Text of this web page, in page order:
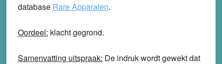
database Rare Apparaten.
Oordeel: klachtgegrond.
Samenvatting uitspraak: De indruk wordt gewekt dat